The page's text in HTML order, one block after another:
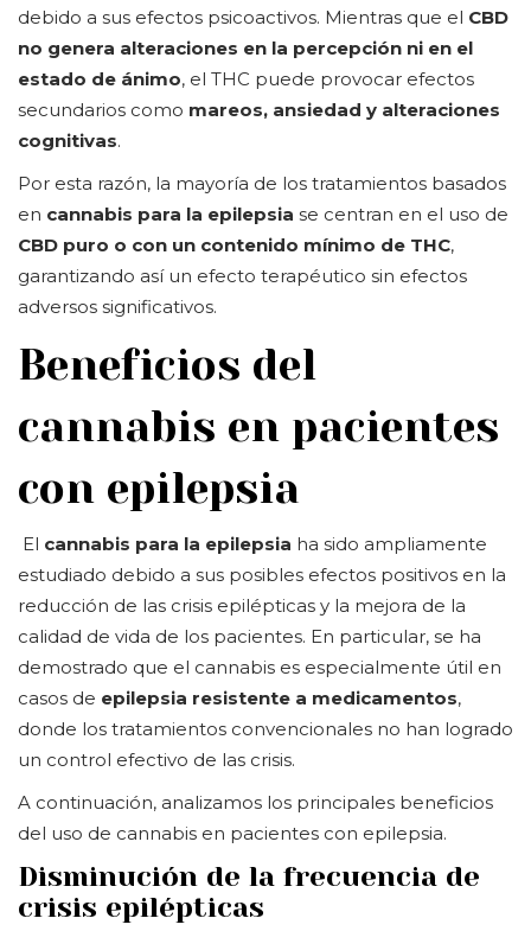
debido a sus efectos psicoactivos. Mientras que el CBD
no genera alteraciones en la percepción ni en el
estado de ánimo, el THC puede provocar efectos
secundarios como mareos, ansiedad y alteraciones
cognitivas.
Por esta razón, la mayoría de los tratamientos basados
en cannabis para la epilepsia se centran en el uso de
CBD puro o con un contenido mínimo de THC,
garantizando así un efecto terapéutico sin efectos
adversos significativos.
Beneficios del
cannabis en pacientes
con epilepsia
El cannabis para la epilepsia ha sido ampliamente
estudiado debido a sus posibles efectos positivos en la
reducción de las crisis epilépticas y la mejora de la
calidad de vida de los pacientes. En particular, se ha
demostrado que el cannabis es especialmente útil en
casos de epilepsia resistente a medicamentos,
donde los tratamientos convencionales no han logrado
un control efectivo de las crisis.
A continuación, analizamos los principales beneficios
del uso de cannabis en pacientes con epilepsia.
Disminución de la frecuencia de
crisis epilépticas